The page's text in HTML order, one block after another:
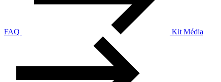
FAQ Kit Média